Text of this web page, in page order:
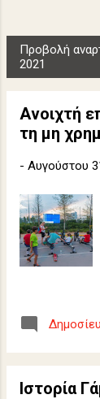
ν
Προβολή
2021
Ανοιχτή
τη μη
- Αυγούστου
Ιστορία